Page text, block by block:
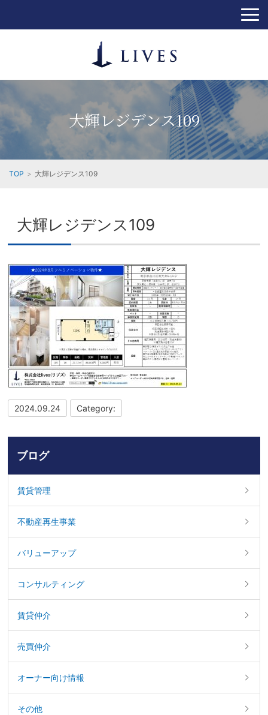
大輝レジデンス109
TOP 大輝レジデンス109
大輝レジデンス109
2024.09.24 Category:
ブログ
賃貸管理
不動産再生事業
バリューアップ
コンサルティング
賃貸仲介
売買仲介
オーナー向け情報
その他